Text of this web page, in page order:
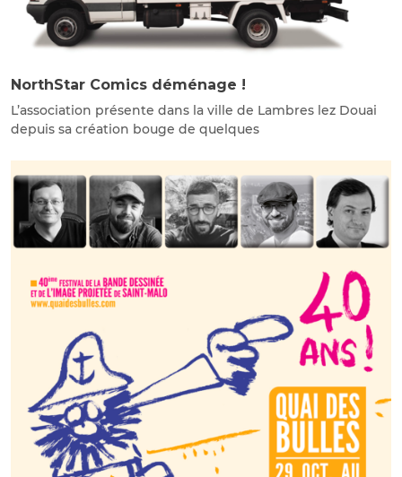
NorthStar Comics déménage !
L’association présente dans la ville de Lambres lez Douai
depuis sa création bouge de quelques